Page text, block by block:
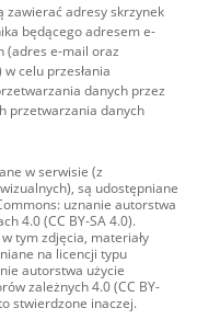
zawierać adresy skrzynek
będącego adresem e-
(adres e-mail oraz
celu przesłania
danych przez
przetwarzania danych
w serwisie (z
są udostępniane
uznanie autorstwa
4.0 (CC BY-SA 4.0).
tym zdjęcia, materiały
na licencji typu
autorstwa użycie
zależnych 4.0 (CC BY-
stwierdzone inaczej.